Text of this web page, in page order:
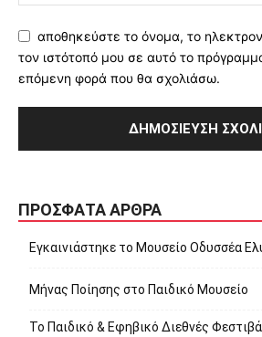
αποθηκεύστε το όνομα, το
τον ιστότοπό μου σε αυτό το
επόμενη φορά που θα σχολιάσω.
ΠΡΌΣΦΑΤΑ ΆΡΘΡΑ
Εγκαινιάστηκε το Μουσείο Οδυσσέα
Μήνας Ποίησης στο Παιδικό Μουσείο
Το Παιδικό & Εφηβικό Διεθνές